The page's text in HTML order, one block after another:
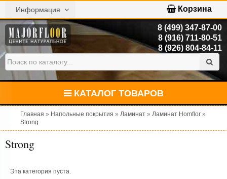
Информация Корзина
8 (499) 347-87-00
8 (916) 711-80-51
8 (926) 804-84-11
КАТАЛОГ ТОВАРОВ
Главная » Напольные покрытия » Ламинат » Ламинат Homflor »
Strong
Strong
Эта категория пуста.